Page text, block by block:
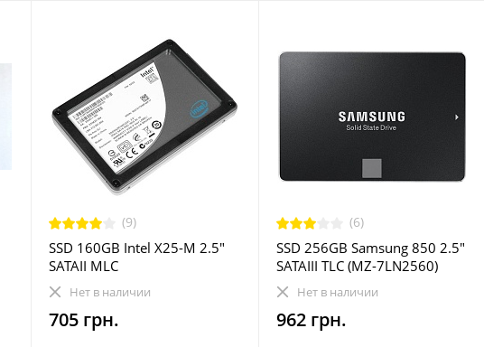
(9)
SSD 160GB Intel X25-M 2.5"
SATAII MLC
(SSDSA2M160G2GC)
Refurbished
Нет в наличии
705 грн.
(6)
SSD 256GB Samsung 850 2.5"
SATAIII TLC (MZ-7LN2560)
Refurbished
Нет в наличии
962 грн.